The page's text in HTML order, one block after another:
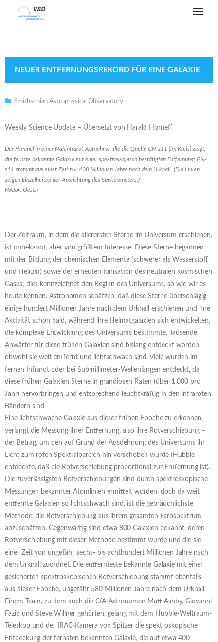
Veranstaltungen
Blog
Galerie
Anfahrt
Kontakt
NEUER ENTFERNUNGSREKORD FÜR EINE GALAXIE
Smithsonian Astrophysical Observatory
Weekly Science Update – Übersetzt von Harald Horneff
Der Himmel in einer Nahinfrarot-Aufnahme, die die Quelle GN-z11 (im Kreis) zeigt,
die fernste bekannte Galaxie mit einer spektroskopisch bestätigten Entfernung; GN-
z11 stammt aus einer Zeit nur 400 Millionen Jahre nach dem Urknall. (Die Linien
zeigen Einzelheiten der Ausrichtung des Spektrometers.)
NASA, Oesch
Der Zeitraum, in dem die allerersten Sterne im Universum erschienen,
ist unbekannt, aber von größtem Interesse. Diese Sterne begannen
mit der Bildung der chemischen Elemente (schwerer als Wasserstoff
und Helium) sowie der erneuten Ionisation des neutralen kosmischen
Gases; dies kennzeichnet den Beginn des Universums, so wie wir es
heute kennen. Astronomen schätzen, daß diese Sterne überschlägig
einige hundert Millionen Jahre nach dem Urknall erschienen und ihre
Aktivität schon bald, während ihre Heimatgalaxien sich entwickelten,
die komplexe Entwicklung des Universums bestimmte. Tausende
Anwärter für diese frühen Galaxien sind bislang entdeckt worden,
obwohl sie weit entfernt und lichtschwach sind. Viele wurden im
fernen Infrarot oder bei Submillimeter-Wellenlängen entdeckt, da
diese frühen Galaxien Sterne in grandiosen Raten (über 1.000 pro
Jahr) hervorbringen und entsprechend leuchtkräftig in den infraroten
Bändern sind.
Eine lichtschwache Galaxie aus dieser frühen Epoche zu erkennen,
verlangt die Messung ihrer Entfernung, also ihre Rotverschiebung –
der Betrag, um den auf Grund der Ausdehnung des Universums ihr
Licht zum roten Spektralbereich hin verschoben wurde (Hubble
entdeckte, daß die Rotverschiebung proportional zur Entfernung ist).
Die zuverlässigsten Rotverschiebungen sind durch spektroskopische
Messungen bekannter Atomlinien ermittelt worden, doch da weit
entfernte Galaxien so lichtschwach sind, ist die gebräuchlichste
Methode, die Rotverschiebung aus ihrem gesamten Farbspektrum
abzuschätzen. Gegenwärtig sind etwa 800 Galaxien bekannt, deren
Rotverschiebung mit dieser Methode bestimmt wurde und die sie
einer Zeit von ungefähr sechs- bis achthundert Millionen Jahre nach
dem Urknall zuordnet. Die entfernteste bekannte Galaxie mit einer
gesicherten spektroskopischen Rotverschiebung stammt ebenfalls
aus dieser Epoche, ungefähr 580 Millionen Jahre nach dem Urknall.
Einem Team, zu dem auch die CfA-Astronomen Matt Ashby, Giovanni
Fazio und Steve Willner gehörten, gelang mit dem Hubble-Weltraum-
Teleskop und der IRAC-Kamera von Spitzer die spektroskopische
Entdeckung der fernsten bekannten Galaxie, die auf etwa 400